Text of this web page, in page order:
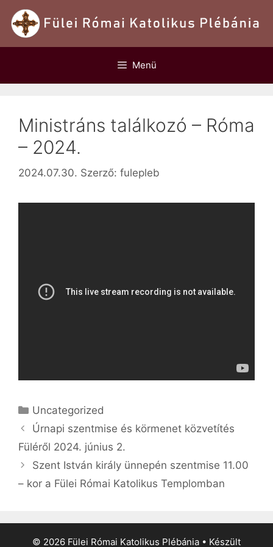
Kilépés
tartalomba
Menü
Ministráns találkozó – Róma
– 2024.
2024.07.30. Szerző: fulepleb
Kategória
Uncategorized
Úrnapi szentmise és körmenet közvetítés
Füléről 2024. június 2.
Szent István király ünnepén szentmise 11.00
– kor a Fülei Római Katolikus Templomban
© 2026 Fülei Római Katolikus Plébánia • Készült